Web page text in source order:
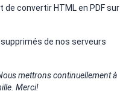
convertir HTML en PDF sur
de nos serveurs
mettrons continuellement à
Merci!